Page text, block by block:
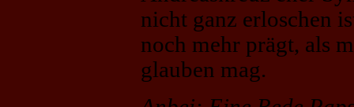
nicht ganz erloschen
noch mehr prägt, als
glauben mag.